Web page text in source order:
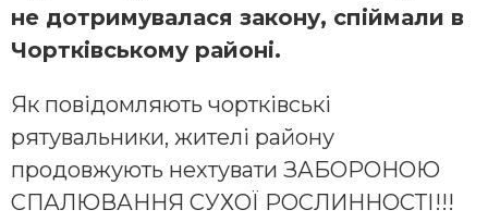
не дотримувалася закону, спіймали в
Чортківському районі.
Як повідомляють чортківські
рятувальники, жителі району
продовжують нехтувати ЗАБОРОНОЮ
СПАЛЮВАННЯ СУХОЇ РОСЛИННОСТІ!!!